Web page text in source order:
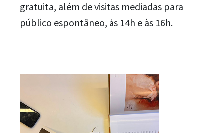
gratuita, além de visitas mediadas para
público espontâneo, às 14h e às 16h.